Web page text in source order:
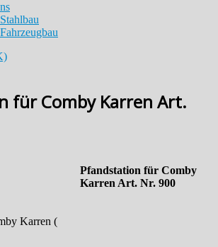
für Comby Karren Art.
Pfandstation für Comby
Karren Art. Nr. 900
Karren (